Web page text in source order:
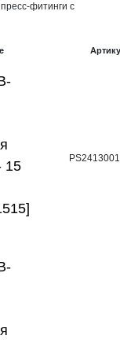
фитинги с
15